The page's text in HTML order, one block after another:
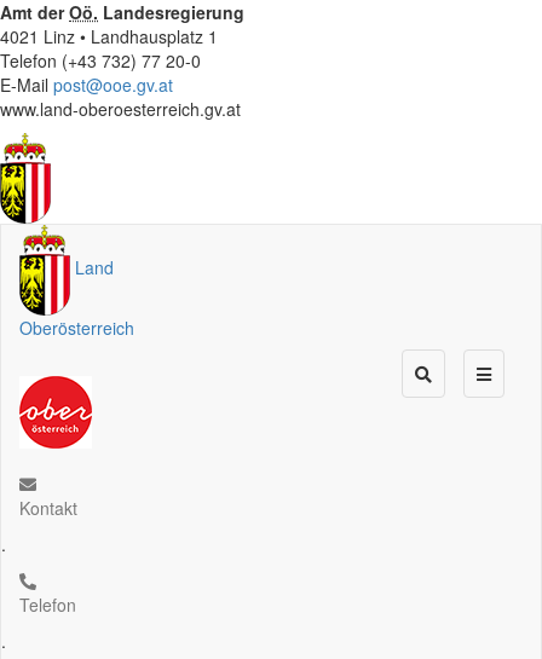
Amt derOö. Landesregierung
4021 Linz • Landhausplatz 1
Telefon (+43 732) 77 20-0
E-Mail post@ooe.gv.at
www.land-oberoesterreich.gv.at
Land
Oberösterreich
Kontakt
.
Telefon
.